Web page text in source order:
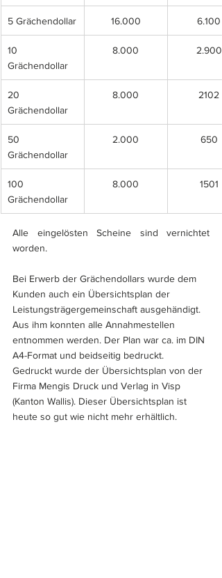
5 Grächendollar 16.000 6.100
10
Grächendollar
8.000 2.900
20
Grächendollar
8.000 2102
50
Grächendollar
2.000 650
100
Grächendollar
8.000 1501
Alle eingelösten Scheine sind vernichtet
worden.
Bei Erwerb der Grächendollars wurde dem
Kunden auch ein Übersichtsplan der
Leistungsträgergemeinschaft ausgehändigt.
Aus ihm konnten alle Annahmestellen
entnommen werden. Der Plan war ca. im DIN
A4-Format und beidseitig bedruckt.
Gedruckt wurde der Übersichtsplan von der
Firma Mengis Druck und Verlag in Visp
(Kanton Wallis). Dieser Übersichtsplan ist
heute so gut wie nicht mehr erhältlich.